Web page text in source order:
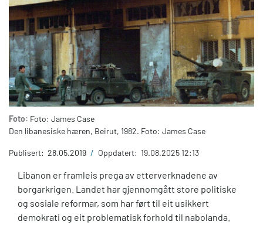
Foto: Foto: James Case
Den libanesiske hæren, Beirut, 1982. Foto: James Case
Publisert: 28.05.2019 / Oppdatert: 19.08.2025 12:13
Libanon er framleis prega av etterverknadene av
borgarkrigen. Landet har gjennomgått store politiske
og sosiale reformar, som har ført til eit usikkert
demokrati og eit problematisk forhold til nabolanda.